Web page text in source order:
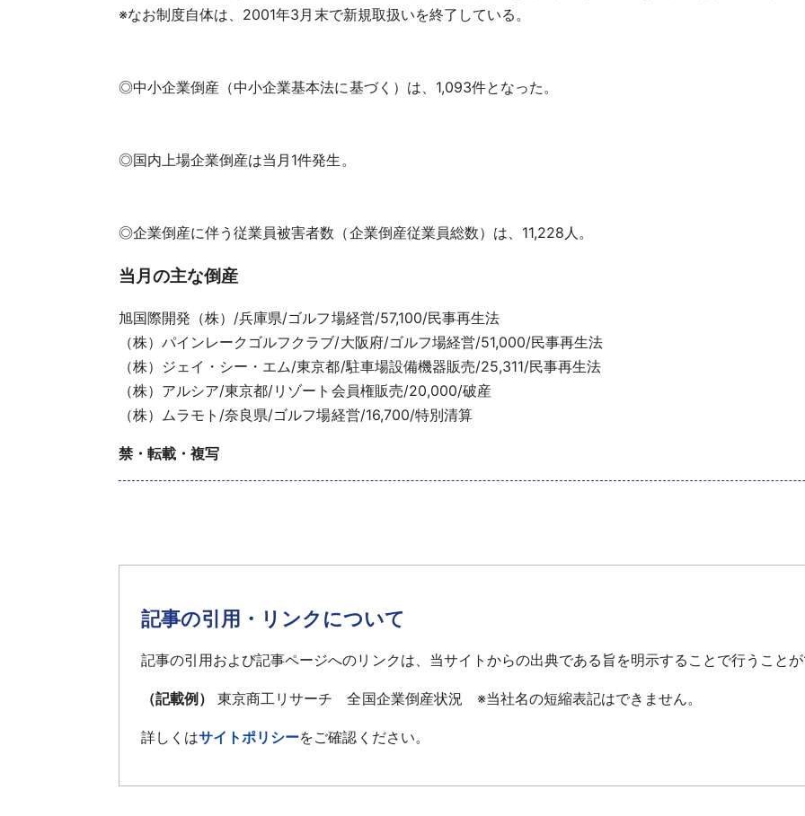
※なお制度自体は、2001年3月末で新規取扱いを終了している。
◎中小企業倒産（中小企業基本法に基づく）は、1,093件となった。
◎国内上場企業倒産は当月1件発生。
◎企業倒産に伴う従業員被害者数（企業倒産従業員総数）は、11,228人。
当月の主な倒産
旭国際開発（株）/兵庫県/ゴルフ場経営/57,100/民事再生法
（株）パインレークゴルフクラブ/大阪府/ゴルフ場経営/51,000/民事再生法
（株）ジェイ・シー・エム/東京都/駐車場設備機器販売/25,311/民事再生法
（株）アルシア/東京都/リゾート会員権販売/20,000/破産
（株）ムラモト/奈良県/ゴルフ場経営/16,700/特別清算
禁・転載・複写
記事の引用・リンクについて
記事の引用および記事ページへのリンクは、当サイトからの出典である旨を明示することで行うことが
（記載例） 東京商工リサーチ 全国企業倒産状況 ※当社名の短縮表記はできません。
詳しくはサイトポリシーをご確認ください。